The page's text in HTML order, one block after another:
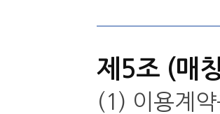
제5조 (매
(1) 이용계